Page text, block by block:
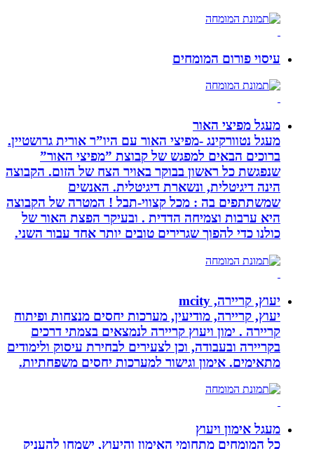
עיסוי פורום המומחים
מעגל מפיצי האור
מעגל נטוורקינג -מפיצי האור עם היו”ר אורית גרושטיין.
ברוכים הבאים למפגש של קבוצת ”מפיצי האור”
שנפגשת כל ראשון בבוקר באויר הצח של הזום. הקבוצה
הינה דיגיטלית, ונשארת דיגיטלית. האנשים
שמשתתפים בה : מכל קצווי-תבל ! המטרה של הקבוצה
היא ערבות וצמיחה הדדית . ובעיקר הפצת האור של
כולנו כדי להפוך שגרירים טובים יותר אחד עבור השני.
יעוץ, קריירה, mcity
יעוץ, קריירה, מודיעין, מערכות יחסים מנצחות ופיתוח
קריירה . ימון ויעוץ קריירה לנמצאים בצמתי דרכים
בקריירה ובעבודה, וכן לצעירים לבחירת עיסוק ולימודים
מתאימים. אימון וגישור למערכות יחסים משפחתיות.
מעגל אימון ויעוץ
כל המומחים מתחומי האימון והיעוץ, ישמחו להעניק